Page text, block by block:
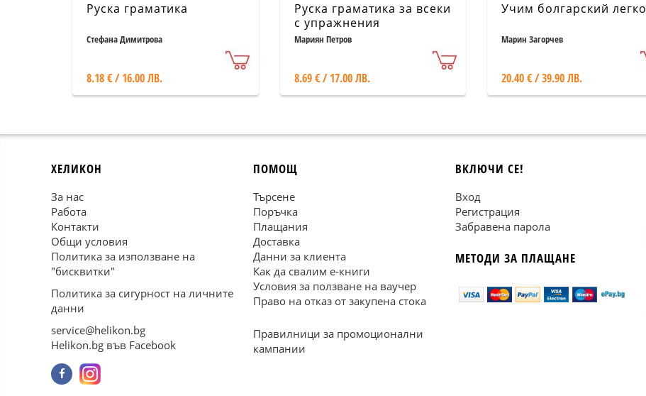
Руска граматика
Стефана Димитрова
8.18 € / 16.00 ЛВ.
Руска граматика за всеки
с упражнения
Мариян Петров
8.69 € / 17.00 ЛВ.
Учим болгарский легко
Марин Загорчев
20.40 € / 39.90 ЛВ.
ХЕЛИКОН
За нас
Работа
Контакти
Общи условия
Политика за използване на
"бисквитки"
Политика за сигурност на личните
данни
service@helikon.bg
Helikon.bg във Facebook
ПОМОЩ
Търсене
Поръчка
Плащания
Доставка
Данни за клиента
Как да свалим е-книги
Условия за ползване на ваучер
Право на отказ от закупена стока
Правилници за промоционални
кампании
ВКЛЮЧИ СЕ!
Вход
Регистрация
Забравена парола
МЕТОДИ ЗА ПЛАЩАНЕ